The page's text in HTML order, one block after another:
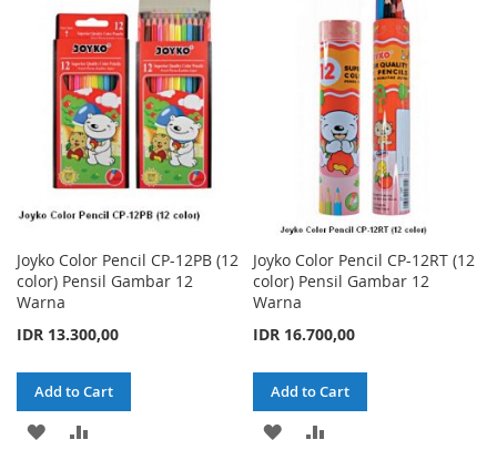
WISH
LIST
COMPARE
COMPARE
Joyko Color Pencil CP-12PB (12
color) Pensil Gambar 12
Warna
IDR 13.300,00
Add to Cart
ADD
Joyko Color Pencil CP-12RT (12
color) Pensil Gambar 12
Warna
IDR 16.700,00
Add to Cart
ADD